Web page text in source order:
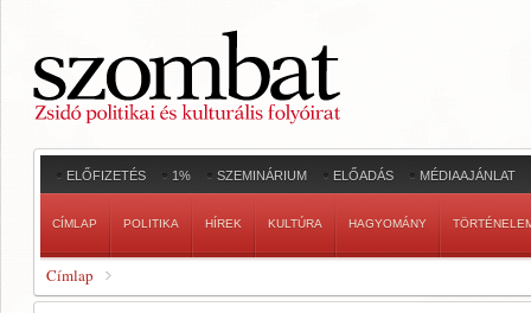
ELŐFIZETÉS 1% SZEMINÁRIUM ELŐADÁS MÉDIAAJÁNLAT
CÍMLAP POLITIKA HÍREK KULTÚRA HAGYOMÁNY
Címlap